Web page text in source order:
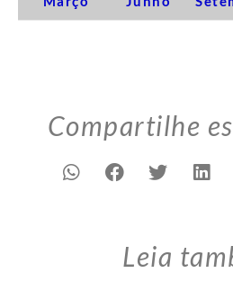
Compartilhe
Leia